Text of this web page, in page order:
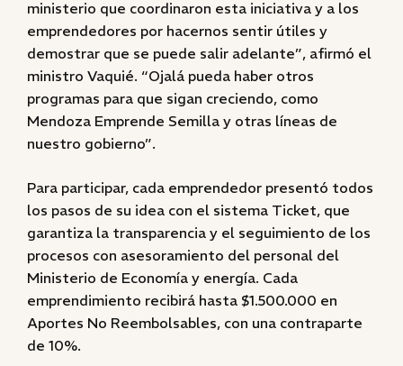
ministerio que coordinaron esta iniciativa y a los
emprendedores por hacernos sentir útiles y
demostrar que se puede salir adelante”, afirmó el
ministro Vaquié. “Ojalá pueda haber otros
programas para que sigan creciendo, como
Mendoza Emprende Semilla y otras líneas de
nuestro gobierno”.
Para participar, cada emprendedor presentó todos
los pasos de su idea con el sistema Ticket, que
garantiza la transparencia y el seguimiento de los
procesos con asesoramiento del personal del
Ministerio de Economía y energía. Cada
emprendimiento recibirá hasta $1.500.000 en
Aportes No Reembolsables, con una contraparte
de 10%.